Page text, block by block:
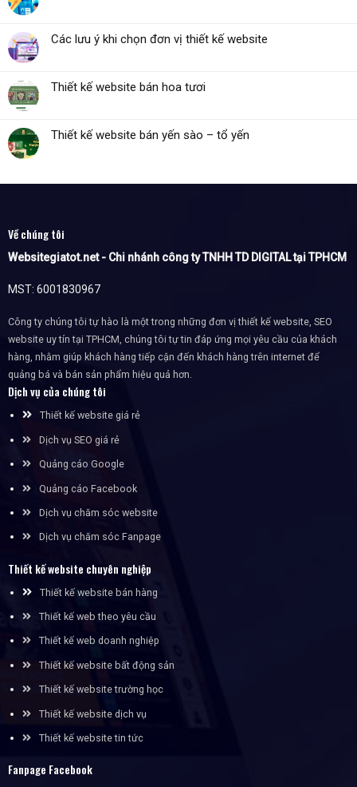
Các lưu ý khi chọn đơn vị thiết kế website
Thiết kế website bán hoa tươi
Thiết kế website bán yến sào – tổ yến
Về chúng tôi
Websitegiatot.net - Chi nhánh công ty TNHH TD DIGITAL tại TPHCM
MST: 6001830967
Công ty chúng tôi tự hào là một trong những đơn vị thiết kế website, SEO
website uy tín tại TPHCM, chúng tôi tự tin đáp ứng mọi yêu cầu của khách
hàng, nhằm giúp khách hàng tiếp cận đến khách hàng trên internet để
quảng bá và bán sản phẩm hiệu quả hơn.
Dịch vụ của chúng tôi
Thiết kế website giá rẻ
Dịch vụ SEO giá rẻ
Quảng cáo Google
Quảng cáo Facebook
Dịch vụ chăm sóc website
Dịch vụ chăm sóc Fanpage
Thiết kế website chuyên nghiệp
Thiết kế website bán hàng
Thiết kế web theo yêu cầu
Thiết kế web doanh nghiệp
Thiết kế website bất động sản
Thiết kế website trường học
Thiết kế website dịch vụ
Thiết kế website tin tức
Fanpage Facebook